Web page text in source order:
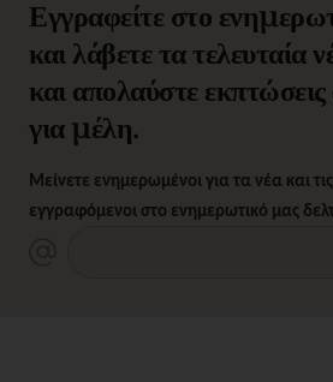
Εγγραφείτε στο
και λάβετε τα τελευταία
και απολαύστε εκπτώσεις
για μέλη.
Μείνετε ενημερωμένοι για τα νέα και
εγγραφόμενοι στο ενημερωτικό μας